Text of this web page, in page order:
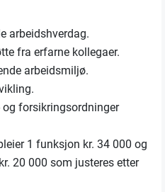
arbeidshverdag.
fra erfarne kollegaer.
arbeidsmiljø.
og forsikringsordninger
1 funksjon kr. 34 000 og
20 000 som justeres etter